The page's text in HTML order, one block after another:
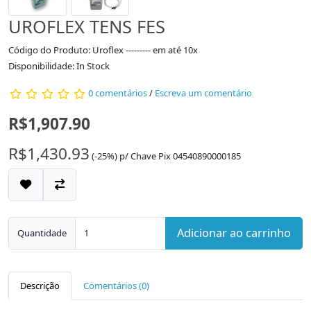
UROFLEX TENS FES
Código do Produto: Uroflex --------- em até 10x
Disponibilidade: In Stock
0 comentários/ Escreva um comentário
R$1,907.90
R$1,430.93 (-25%) p/Chave Pix 04540890000185
Quantidade Adicionar ao carrinho
Descrição Comentários (0)